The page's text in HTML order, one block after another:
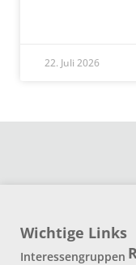
22. Juli 2026
Wichtige Links
Interessengruppen